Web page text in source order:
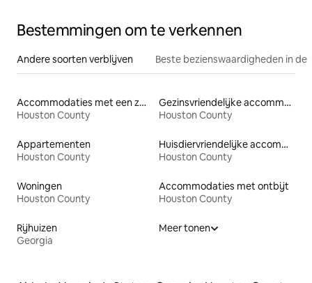
Bestemmingen om te verkennen
Andere soorten verblijven Beste bezienswaardigheden in de
Accommodaties met een zwembad
Houston County
Gezinsvriendelijke accommodaties
Houston County
Appartementen
Houston County
Huisdiervriendelijke accommodaties
Houston County
Woningen
Houston County
Accommodaties met ontbijt
Houston County
Rijhuizen
Georgia
Meer tonen